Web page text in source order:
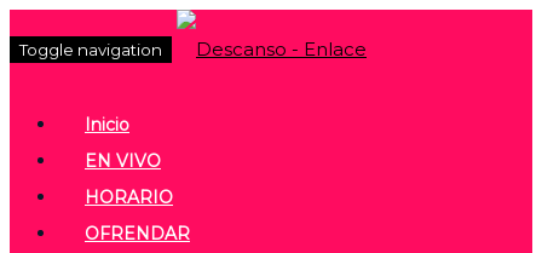
Toggle navigation
Inicio
EN VIVO
HORARIO
OFRENDAR